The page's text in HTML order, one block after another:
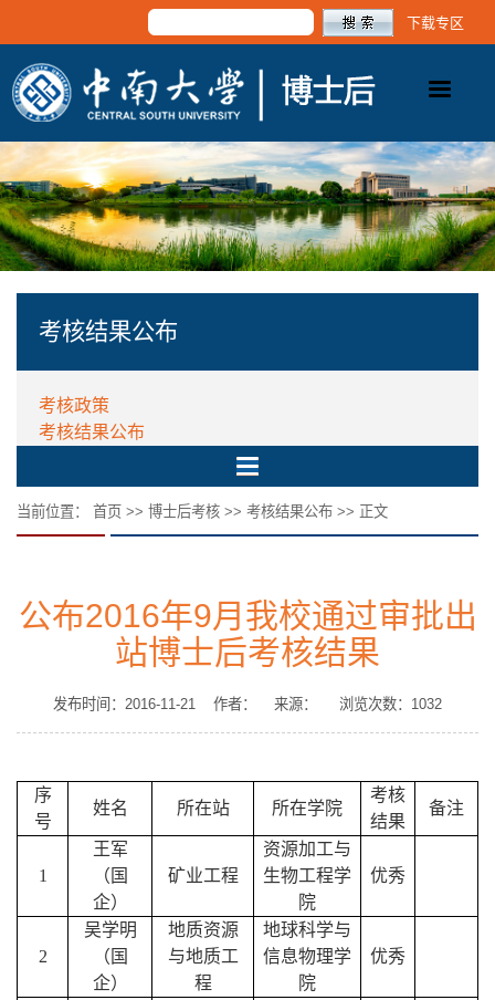
下载专区
考核结果公布
考核政策
考核结果公布
当前位置： 首页 >> 博士后考核 >> 考核结果公布 >> 正文
公布2016年9月我校通过审批出
站博士后考核结果
发布时间：2016-11-21 作者： 来源： 浏览次数： 1032
序
号
姓名 所在站 所在学院
考核
结果
备注
1
王军
（国
企）
矿业工程
资源加工与
生物工程学
院
优秀
2
吴学明
（国
企）
地质资源
与地质工
程
地球科学与
信息物理学
院
优秀